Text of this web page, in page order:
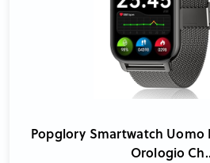
Popglory Smartwatch Uomo
Orologio